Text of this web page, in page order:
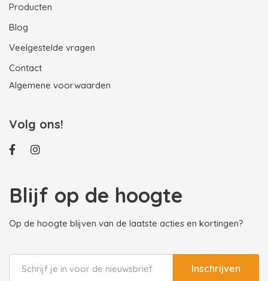
Producten
Blog
Veelgestelde vragen
Contact
Algemene voorwaarden
Volg ons!
Blijf op de hoogte
Op de hoogte blijven van de laatste acties en kortingen?
Inschrijven